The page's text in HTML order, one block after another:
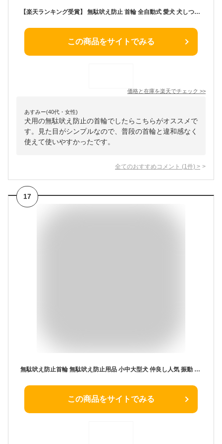
【楽天ランキング受賞】 無駄吠え防止 首輪 全自動式 愛犬 犬しつけ IP67防水 充電式 安全 訓練用 7段階センサー LCDディスプレー 小型犬 中型犬 大型犬 送料無料 BOEMUUDA
この商品をサイトでみる
価格と在庫を楽天でチェック >>
あすみー(40代・女性)
犬用の無駄吠え防止の首輪でしたらこちらがオススメで
す。見た目がシンプルなので、普段の首輪と違和感なく
使えて使いやすかったです。
全てのおすすめコメント (1 件) >
17
無駄吠え防止首輪 無駄吠え防止用品 小中大型犬 仲良し人気 振動 犬 大型犬 子犬 自動 無駄吠え防止グッズ バークコントローラー 超音波 マルチーズ 首輪 犬 しつけ 首輪 無駄吠え防止 無駄吠え防止器具 チワワ 音 犬吠え防止グッズ 犬吠え防止グッズ電気 充電式
この商品をサイトでみる